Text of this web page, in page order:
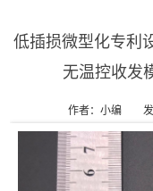
低插损微型化专利
无温控收发
作者：小编